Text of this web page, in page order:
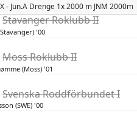
- Jun.A Drenge 1x 2000 m JNM 2000m
Stavanger Roklubb II
'00
Moss Roklubb II
(Moss) '01
Svenska Roddförbundet I
(SWE) '00